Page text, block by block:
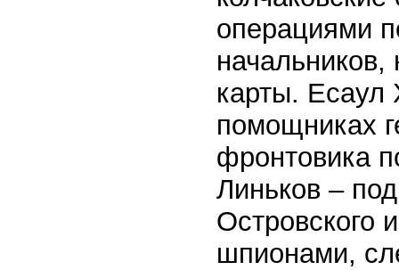
операциями
карты. Есаул
помощниках
фронтовика
Линьков –
Островского
шпионами,